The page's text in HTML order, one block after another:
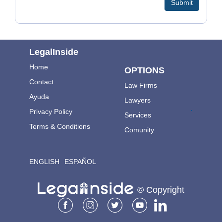
NUESTROS PRINCIPIOS SE
BASAN EN SERIEDAD
SEGURIDAD
CONFIANZA
CONFIDENCIALIDAD
SOMOS LEX CONSULTANT
ABOGADOS
Submit
LegalInside
Home
Contact
Ayuda
Privacy Policy
Terms & Conditions
ENGLISH ESPAÑOL
OPTIONS
Law Firms
Lawyers
Services
Comunity
.
© Copyright